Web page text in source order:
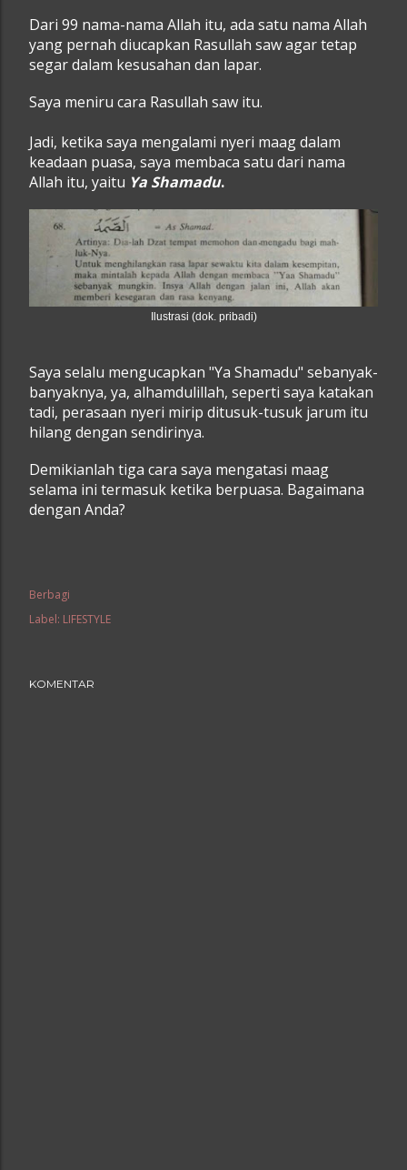
Dari 99 nama-nama Allah itu, ada satu nama Allah
yang pernah diucapkan Rasullah saw agar tetap
segar dalam kesusahan dan lapar.
Saya meniru cara Rasullah saw itu.
Jadi, ketika saya mengalami nyeri maag dalam
keadaan puasa, saya membaca satu dari nama
Allah itu, yaitu Ya Shamadu.
Ilustrasi (dok. pribadi)
Saya selalu mengucapkan "Ya Shamadu" sebanyak-
banyaknya, ya, alhamdulillah, seperti saya katakan
tadi, perasaan nyeri mirip ditusuk-tusuk jarum itu
hilang dengan sendirinya.
Demikianlah tiga cara saya mengatasi maag
selama ini termasuk ketika berpuasa. Bagaimana
dengan Anda?
Berbagi
Label: LIFESTYLE
KOMENTAR